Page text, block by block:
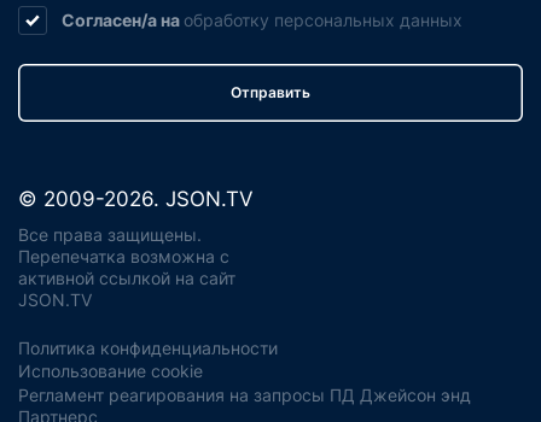
Согласен/а на обработку персональных данных
Отправить
© 2009-2026. JSON.TV
Все права защищены.
Перепечатка возможна с
активной ссылкой на сайт
JSON.TV
Политика конфиденциальности
Использование cookie
Регламент реагирования на запросы ПД Джейсон энд
Партнерс